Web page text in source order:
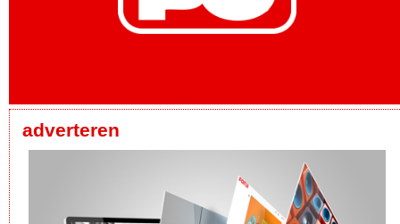
adverteren